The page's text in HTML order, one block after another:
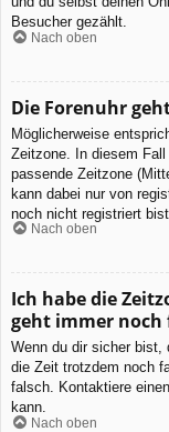
Besucher gezählt.
Nach oben
Die Forenuhr
Möglicherweise
Zeitzone. In diesem
passende Zeitzone
kann dabei nur von
noch nicht registriert
Nach oben
Ich habe die
geht immer noch
Wenn du dir sicher bist,
die Zeit trotzdem noch
falsch. Kontaktiere
kann.
Nach oben